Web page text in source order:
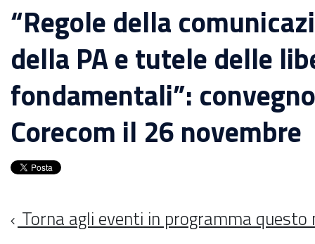
“Regole della
della PA e tutele delle
fondamentali”:
Corecom il 26 novembre
Torna agli eventi in programma questo